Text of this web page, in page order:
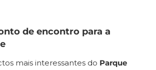
de encontro para a
mais interessantes do Parque